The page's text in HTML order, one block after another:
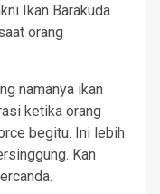
Ikan Barakuda
orang
namanya ikan
ketika orang
begitu. Ini lebih
Kan